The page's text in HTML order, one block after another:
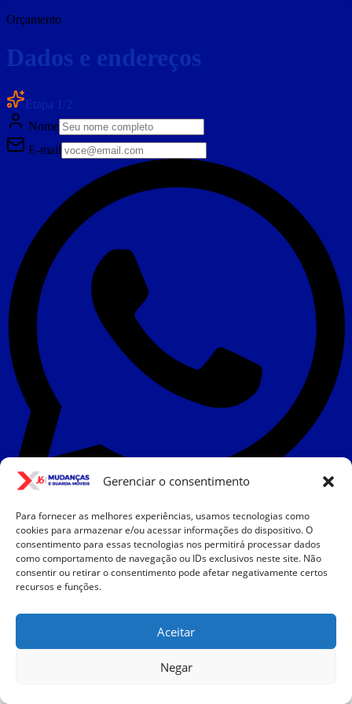
Gerenciar o consentimento
Para fornecer as melhores experiências, usamos tecnologias como
cookies para armazenar e/ou acessar informações do dispositivo. O
consentimento para essas tecnologias nos permitirá processar dados
como comportamento de navegação ou IDs exclusivos neste site. Não
consentir ou retirar o consentimento pode afetar negativamente certos
recursos e funções.
Aceitar
Negar